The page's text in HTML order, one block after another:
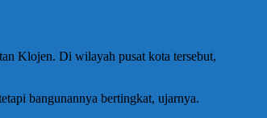
Klojen. Di wilayah pusat kota tersebut,
bangunannya bertingkat, ujarnya.